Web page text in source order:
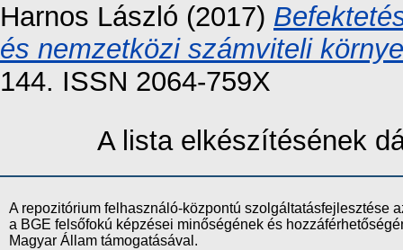
Harnos László (2017)
és nemzetközi számviteli
144. ISSN 2064-759X
A lista elkészítésének
A repozitórium felhasználó-központú szolgáltatásfejlesztése
a BGE felsőfokú képzései minőségének és
Magyar Állam támogatásával.